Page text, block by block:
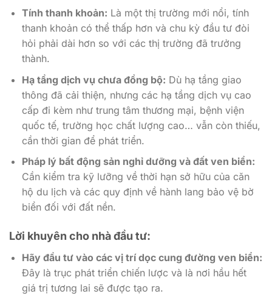
Tính thanh khoản: Là một thị trường mới nổi, tính
thanh khoản có thể thấp hơn và chu kỳ đầu tư đòi
hỏi phải dài hơn so với các thị trường đã trưởng
thành.
Hạ tầng dịch vụ chưa đồng bộ: Dù hạ tầng giao
thông đã cải thiện, nhưng các hạ tầng dịch vụ cao
cấp đi kèm như trung tâm thương mại, bệnh viện
quốc tế, trường học chất lượng cao… vẫn còn thiếu,
cần thời gian để phát triển.
Pháp lý bất động sản nghỉ dưỡng và đất ven biển:
Cần kiểm tra kỹ lưỡng về thời hạn sở hữu của căn
hộ du lịch và các quy định về hành lang bảo vệ bờ
biển đối với đất nền.
Lời khuyên cho nhà đầu tư:
Hãy đầu tư vào các vị trí dọc cung đường ven biển:
Đây là trục phát triển chiến lược và là nơi hầu hết
giá trị tương lai sẽ được tạo ra.